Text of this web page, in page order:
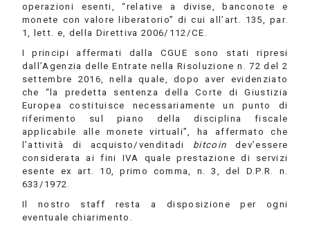
operazioni esenti, “relative a divise, banconote e
monete con valore liberatorio” di cui all’art. 135, par.
1, lett. e, della Direttiva 2006/112/CE.
I principi affermati dalla CGUE sono stati ripresi
dall’Agenzia delle Entrate nella Risoluzione n. 72 del 2
settembre 2016, nella quale, dopo aver evidenziato
che “la predetta sentenza della Corte di Giustizia
Europea costituisce necessariamente un punto di
riferimento sul piano della disciplina fiscale
applicabile alle monete virtuali”, ha affermato che
l’attività di acquisto/venditadi bitcoin dev’essere
considerata ai fini IVA quale prestazione di servizi
esente ex art. 10, primo comma, n. 3, del D.P.R. n.
633/1972.
Il nostro staff resta a disposizione per ogni
eventuale chiarimento.